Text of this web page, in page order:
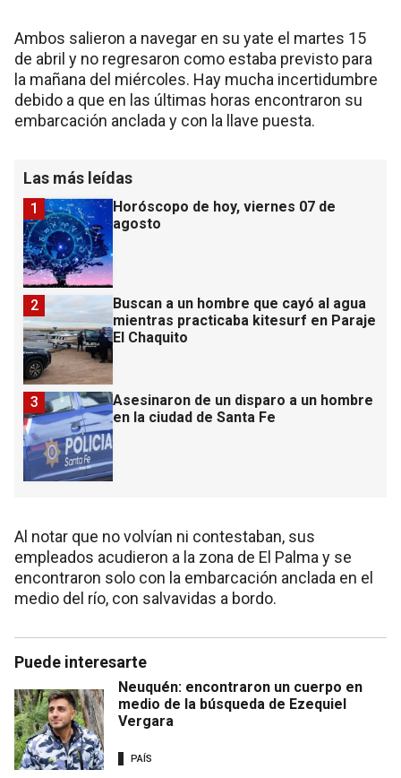
Ambos salieron a navegar en su yate el martes 15
de abril y no regresaron como estaba previsto para
la mañana del miércoles. Hay mucha incertidumbre
debido a que en las últimas horas encontraron su
embarcación anclada y con la llave puesta.
Las más leídas
Horóscopo de hoy, viernes 07 de
agosto
1
Buscan a un hombre que cayó al agua
mientras practicaba kitesurf en Paraje
El Chaquito
2
Asesinaron de un disparo a un hombre
en la ciudad de Santa Fe
3
Al notar que no volvían ni contestaban, sus
empleados acudieron a la zona de El Palma y se
encontraron solo con la embarcación anclada en el
medio del río, con salvavidas a bordo.
Puede interesarte
Neuquén: encontraron un cuerpo en
medio de la búsqueda de Ezequiel
Vergara
PAÍS